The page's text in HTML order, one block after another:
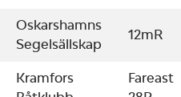
Oskarshamns
Segelsällskap
12mR
Kramfors
Fareast